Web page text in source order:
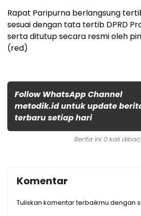
Rapat Paripurna berlangsung
sesuai dengan tata tertib DPRD
serta ditutup secara resmi oleh
(red)
Follow WhatsApp Channel
metodik.id untuk update
terbaru setiap hari
Berita ini 0 kali
Komentar
Tuliskan komentar terbaikmu dengan